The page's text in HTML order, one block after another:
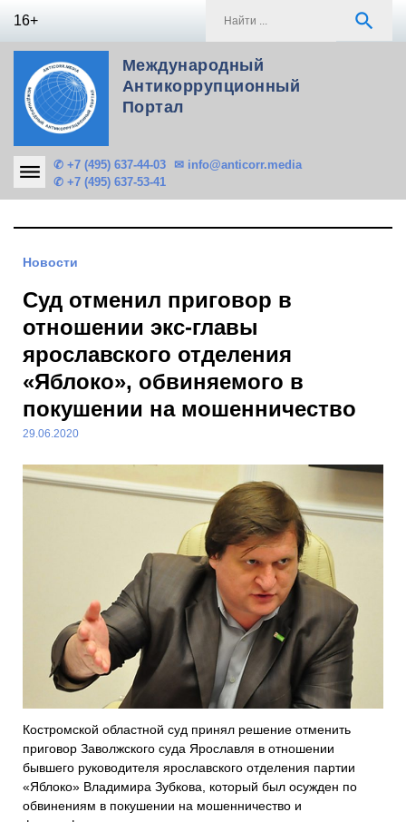
16+ search
Международный
Антикоррупционный
Портал
✆ +7 (495) 637-44-03
✆ +7 (495) 637-53-41
✉ info@anticorr.media
Новости
Суд отменил приговор в
отношении экс-главы
ярославского отделения
«Яблоко», обвиняемого в
покушении на мошенничество
29.06.2020
Костромской областной суд принял решение отменить
приговор Заволжского суда Ярославля в отношении
бывшего руководителя ярославского отделения партии
«Яблоко» Владимира Зубкова, который был осужден по
обвинениям в покушении на мошенничество и